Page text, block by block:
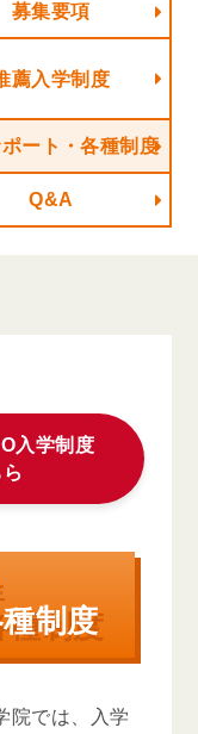
募集要項
薦入学制度
ート・各種制度
Q&A
入学制度
制度
院では、入学